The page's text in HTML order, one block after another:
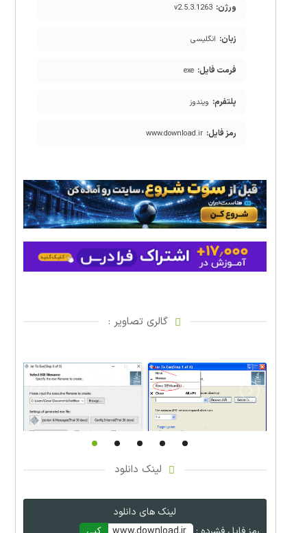
ورژن: v2.5.3.1263
زبان: انگلیسی
فرمت فایل: exe
پلتفرم: ویندوز
رمز فایل: www.download.ir
گالری تصاویر :
لینک دانلود
لینک های دانلود